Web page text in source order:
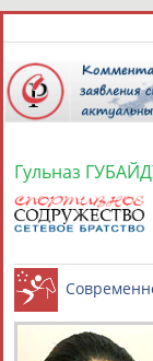
СПОРТСМЕНЫ,
Найдено:
Гульназ